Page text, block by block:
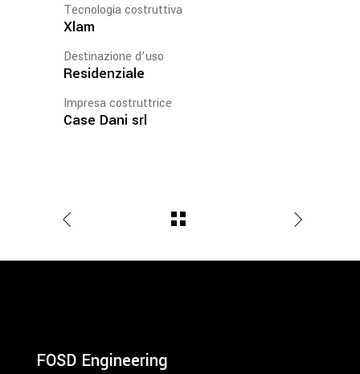
Tecnologia costruttiva
Xlam
Destinazione d’uso
Residenziale
Impresa costruttrice
Case Dani srl
FOSD Engineering